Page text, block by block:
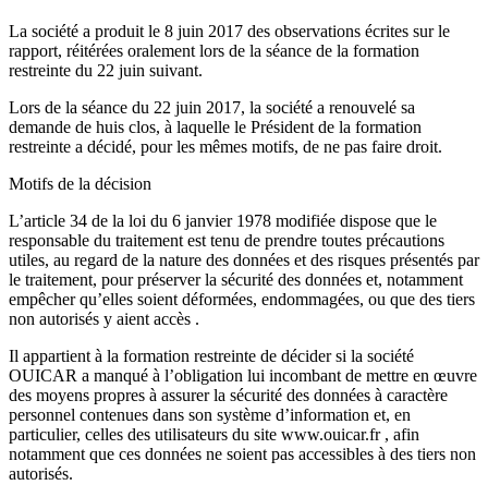
La société a produit le 8 juin 2017 des observations écrites sur le
rapport, réitérées oralement lors de la séance de la formation
restreinte du 22 juin suivant.
Lors de la séance du 22 juin 2017, la société a renouvelé sa
demande de huis clos, à laquelle le Président de la formation
restreinte a décidé, pour les mêmes motifs, de ne pas faire droit.
Motifs de la décision
L’article 34 de la loi du 6 janvier 1978 modifiée dispose que le
responsable du traitement est tenu de prendre toutes précautions
utiles, au regard de la nature des données et des risques présentés par
le traitement, pour préserver la sécurité des données et, notamment
empêcher qu’elles soient déformées, endommagées, ou que des tiers
non autorisés y aient accès .
Il appartient à la formation restreinte de décider si la société
OUICAR a manqué à l’obligation lui incombant de mettre en œuvre
des moyens propres à assurer la sécurité des données à caractère
personnel contenues dans son système d’information et, en
particulier, celles des utilisateurs du site www.ouicar.fr , afin
notamment que ces données ne soient pas accessibles à des tiers non
autorisés.